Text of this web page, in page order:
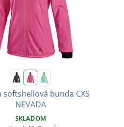
softshellová bunda CXS
NEVADA
SKLADOM